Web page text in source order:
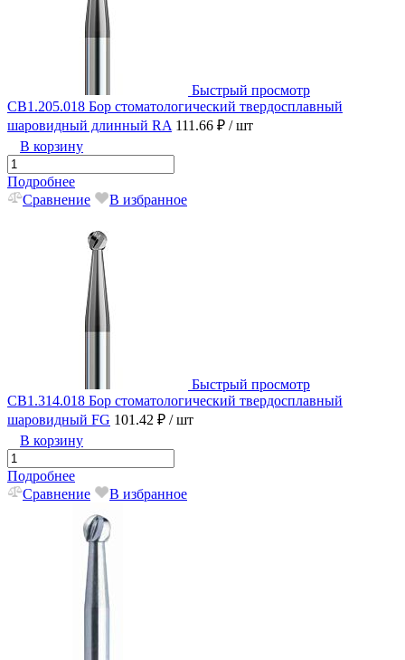
Быстрый просмотр
CB1.205.018 Бор стоматологический твердосплавный
шаровидный длинный RA 111.66 ₽ / шт
В корзину
Подробнее
Сравнение
В избранное
Быстрый просмотр
CB1.314.018 Бор стоматологический твердосплавный
шаровидный FG 101.42 ₽ / шт
В корзину
Подробнее
Сравнение
В избранное